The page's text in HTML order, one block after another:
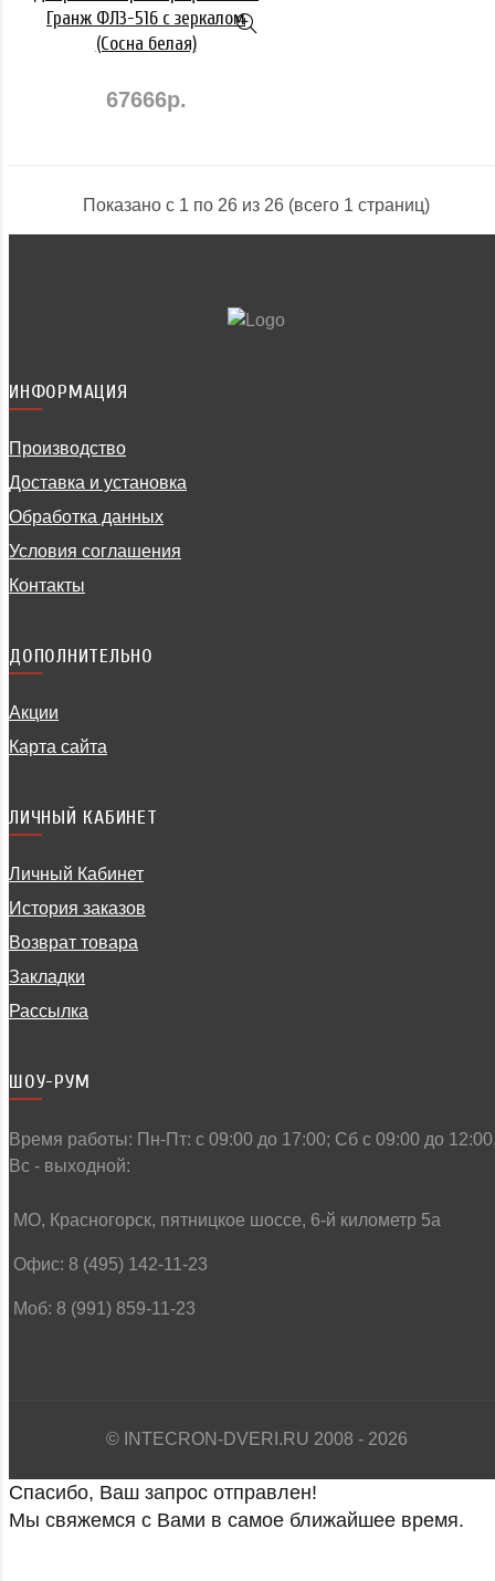
Гранж ФЛЗ-516 с зеркалом
(Сосна белая)
67666р.
Показано с 1 по 26 из 26 (всего 1 страниц)
ИНФОРМАЦИЯ
Производство
Доставка и установка
Обработка данных
Условия соглашения
Контакты
ДОПОЛНИТЕЛЬНО
Акции
Карта сайта
ЛИЧНЫЙ КАБИНЕТ
Личный Кабинет
История заказов
Возврат товара
Закладки
Рассылка
ШОУ-РУМ
Время работы: Пн-Пт: c 09:00 до 17:00; Сб с 09:00 до
Вс - выходной:
МО, Красногорск, пятницкое шоссе, 6-й километр 5а
Офис: 8 (495) 142-11-23
Моб: 8 (991) 859-11-23
© INTECRON-DVERI.RU 2008 - 2026
Спасибо, Ваш запрос отправлен!
Мы свяжемся с Вами в самое ближайшее время.